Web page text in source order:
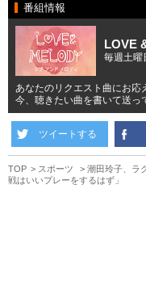
番組情報
LOVE
毎週土曜
あなたのリクエスト曲にお応
今、聴きたい曲を書いて送っ
ツイートする
TOP スポーツ
潮田玲子、ラ
戦はいいプレーをするはず」